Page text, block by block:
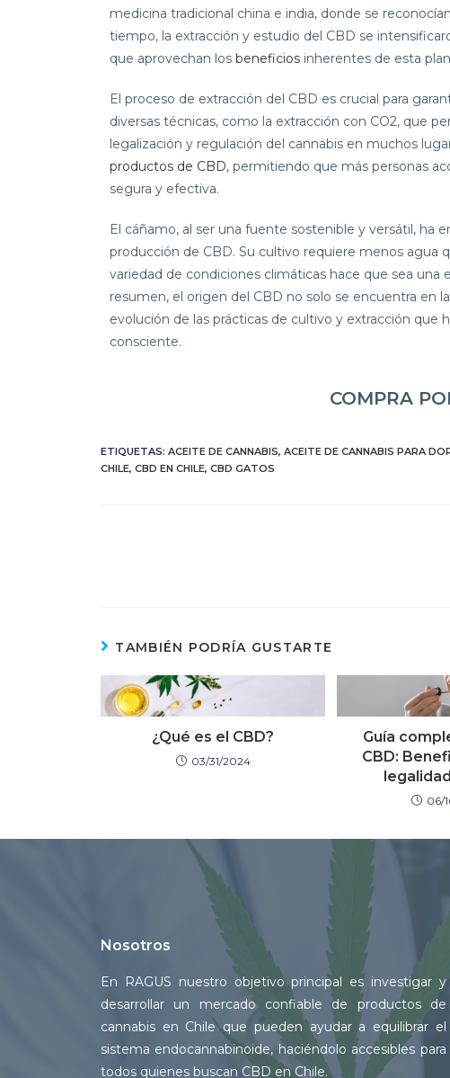
medicina tradicional china e india, donde se
tiempo, la extracción y estudio del CBD se
que aprovechan los beneficios inherentes de esta
El proceso de extracción del CBD es crucial para
diversas técnicas, como la extracción con CO2, que
legalización y regulación del cannabis en muchos
productos de CBD, permitiendo que más personas
segura y efectiva.
El cáñamo, al ser una fuente sostenible y versátil, ha
producción de CBD. Su cultivo requiere menos agua
variedad de condiciones climáticas hace que sea
resumen, el origen del CBD no solo se encuentra en
evolución de las prácticas de cultivo y extracción que
consciente.
COMPRA
ETIQUETAS: ACEITE DE CANNABIS, ACEITE DE CANNABIS PARA
CHILE, CBD EN CHILE, CBD GATOS
TAMBIÉN PODRÍA GUSTARTE
¿Qué es el CBD?
03/31/2024
Guía
CBD:
06/
Nosotros
En RAGUS nuestro objetivo principal es investigar y
desarrollar un mercado confiable de productos de
cannabis en Chile que pueden ayudar a equilibrar el
sistema endocannabinoide, haciéndolo accesibles para
todos quienes buscan CBD en Chile.